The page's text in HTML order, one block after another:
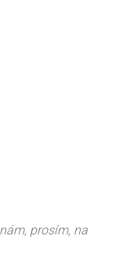
prosím, na